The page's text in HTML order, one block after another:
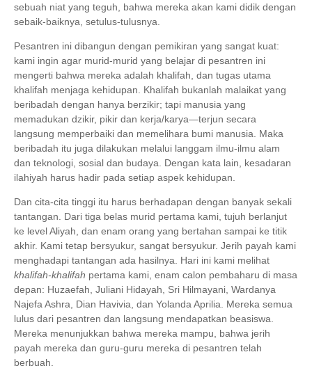
sebuah niat yang teguh, bahwa mereka akan kami didik dengan
sebaik-baiknya, setulus-tulusnya.
Pesantren ini dibangun dengan pemikiran yang sangat kuat:
kami ingin agar murid-murid yang belajar di pesantren ini
mengerti bahwa mereka adalah khalifah, dan tugas utama
khalifah menjaga kehidupan. Khalifah bukanlah malaikat yang
beribadah dengan hanya berzikir; tapi manusia yang
memadukan dzikir, pikir dan kerja/karya—terjun secara
langsung memperbaiki dan memelihara bumi manusia. Maka
beribadah itu juga dilakukan melalui langgam ilmu-ilmu alam
dan teknologi, sosial dan budaya. Dengan kata lain, kesadaran
ilahiyah harus hadir pada setiap aspek kehidupan.
Dan cita-cita tinggi itu harus berhadapan dengan banyak sekali
tantangan. Dari tiga belas murid pertama kami, tujuh berlanjut
ke level Aliyah, dan enam orang yang bertahan sampai ke titik
akhir. Kami tetap bersyukur, sangat bersyukur. Jerih payah kami
menghadapi tantangan ada hasilnya. Hari ini kami melihat
khalifah-khalifah pertama kami, enam calon pembaharu di masa
depan: Huzaefah, Juliani Hidayah, Sri Hilmayani, Wardanya
Najefa Ashra, Dian Havivia, dan Yolanda Aprilia. Mereka semua
lulus dari pesantren dan langsung mendapatkan beasiswa.
Mereka menunjukkan bahwa mereka mampu, bahwa jerih
payah mereka dan guru-guru mereka di pesantren telah
berbuah.